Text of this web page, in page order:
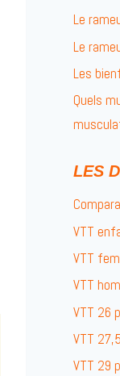
Le
Le
Les
Quels
LES
VTT
VTT
VTT
VTT 26
VTT
VTT 29